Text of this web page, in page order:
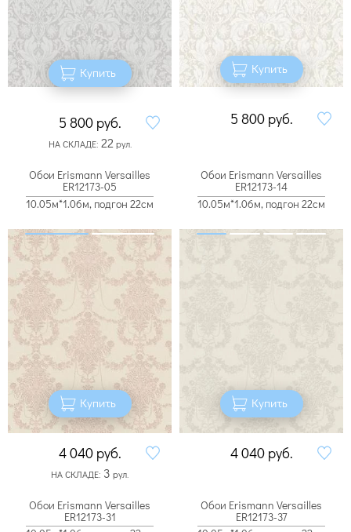
Купить
5 800 руб.
НА СКЛАДЕ: 22 рул.
Купить
5 800 руб.
Обои Erismann Versailles
ER12173-05
10.05м*1.06м, подгон 22см
Купить
4 040 руб.
НА СКЛАДЕ: 3 рул.
Обои Erismann Versailles
ER12173-14
10.05м*1.06м, подгон 22см
Купить
4 040 руб.
Обои Erismann Versailles
ER12173-31
Обои Erismann Versailles
ER12173-37